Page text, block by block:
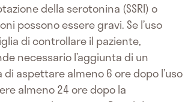
della serotonina (SSRI) o
possono essere gravi. Se l’uso
di controllare il paziente,
necessario l’aggiunta di un
aspettare almeno 6 ore dopo l’uso
almeno 24 ore dopo la